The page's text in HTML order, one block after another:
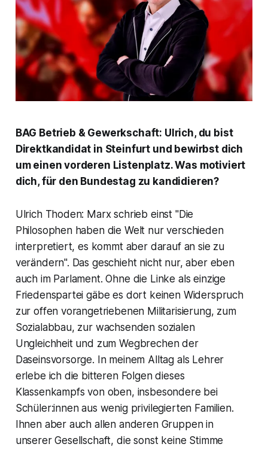
BAG Betrieb & Gewerkschaft: Ulrich, du bist
Direktkandidat in Steinfurt und bewirbst dich
um einen vorderen Listenplatz. Was motiviert
dich, für den Bundestag zu kandidieren?
Ulrich Thoden: Marx schrieb einst "Die
Philosophen haben die Welt nur verschieden
interpretiert, es kommt aber darauf an sie zu
verändern". Das geschieht nicht nur, aber eben
auch im Parlament. Ohne die Linke als einzige
Friedenspartei gäbe es dort keinen Widerspruch
zur offen vorangetriebenen Militarisierung, zum
Sozialabbau, zur wachsenden sozialen
Ungleichheit und zum Wegbrechen der
Daseinsvorsorge. In meinem Alltag als Lehrer
erlebe ich die bitteren Folgen dieses
Klassenkampfs von oben, insbesondere bei
Schüler:innen aus wenig privilegierten Familien.
Ihnen aber auch allen anderen Gruppen in
unserer Gesellschaft, die sonst keine Stimme